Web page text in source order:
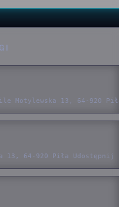
Pile Motylewska 13, 64-920
13, 64-920 Piła